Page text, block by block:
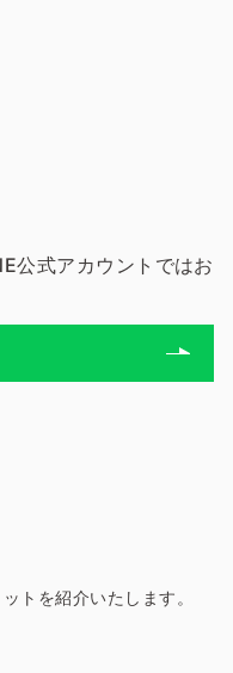
公式アカウントではお
トを紹介いたします。